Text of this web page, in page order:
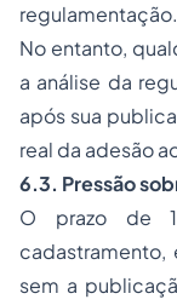
regulamentação.
No entanto,
a análise da
após sua
real da adesão
6.3. Pressão
O prazo de
sem a